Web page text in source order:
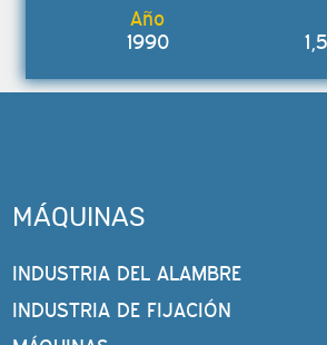
1990
MÁQUINAS
INDUSTRIA DEL ALAMBRE
INDUSTRIA DE FIJACIÓN